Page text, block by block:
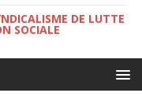
DE LUTTE
SOCIALE